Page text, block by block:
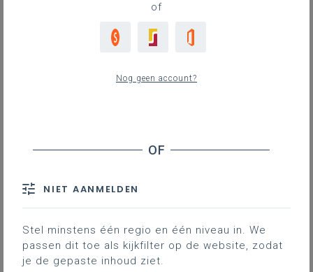
Algemene duiding bij
Opnames met duiding situering, structuur, opbouw,
Algemene duiding bij de toelichting van
de leerplannen
Gekoppelde leerplannen
of
Nog geen account?
NIET AANMELDEN
Stel minstens één regio en één niveau in. We
passen dit toe als kijkfilter op de website, zodat
je de gepaste inhoud ziet.